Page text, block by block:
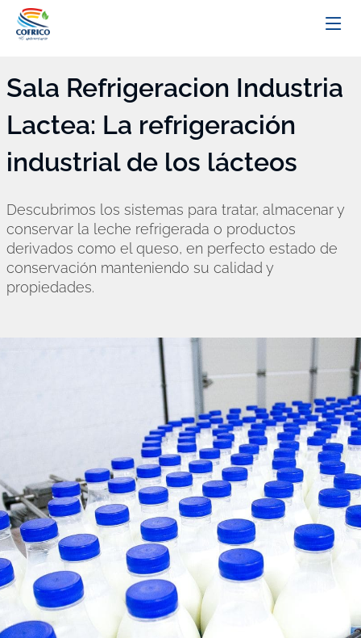
Sala Refrigeracion Industria
Lactea: La refrigeración
industrial de los lácteos
Descubrimos los sistemas para tratar, almacenar y
conservar la leche refrigerada o productos
derivados como el queso, en perfecto estado de
conservación manteniendo su calidad y
propiedades.